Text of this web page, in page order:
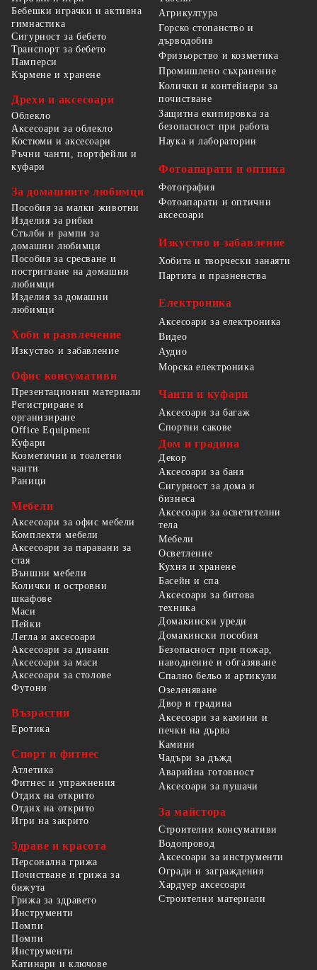
Бебешки играчки и активна
гимнастика
Сигурност за бебето
Транспорт за бебето
Памперси
Кърмене и хранене
Дрехи и аксесоари
Облекло
Аксесоари за облекло
Костюми и аксесоари
Ръчни чанти, портфейли и
куфари
За домашните любимци
Пособия за малки животни
Изделия за рибки
Стълби и рампи за
домашни любимци
Пособия за сресване и
постригване на домашни
любимци
Изделия за домашни
любимци
Хоби и развлечение
Изкуство и забавление
Офис консумативи
Презентационни материали
Регистриране и
организиране
Office Equipment
Агрикултура
Горско стопанство и
дърводобив
Фризьорство и козметика
Промишлено съхранение
Колички и контейнери за
почистване
Защитна екипировка за
безопасност при работа
Наука и лаборатории
Фотоапарати и оптика
Фотография
Фотоапарати и оптични
аксесоари
Изкуство и забавление
Хобита и творчески занаяти
Партита и празненства
Електроника
Аксесоари за електроника
Видео
Аудио
Морска електроника
Чанти и куфари
Аксесоари за багаж
Спортни сакове
Куфари
Козметични и тоалетни
чанти
Раници
Мебели
Аксесоари за офис мебели
Комплекти мебели
Аксесоари за паравани за
стая
Външни мебели
Колички и островни
шкафове
Маси
Пейки
Легла и аксесоари
Аксесоари за дивани
Аксесоари за маси
Аксесоари за столове
Футони
Възрастни
Еротика
Спорт и фитнес
Атлетика
Фитнес и упражнения
Отдих на открито
Отдих на открито
Игри на закрито
Здраве и красота
Персонална грижа
Почистване и грижа за
бижута
Грижа за здравето
Дом и градина
Декор
Аксесоари за баня
Сигурност за дома и
бизнеса
Аксесоари за осветителни
тела
Мебели
Осветление
Кухня и хранене
Басейн и спа
Аксесоари за битова
техника
Домакински уреди
Домакински пособия
Безопасност при пожар,
наводнение и обгазяване
Спално бельо и артикули
Озеленяване
Двор и градина
Аксесоари за камини и
печки на дърва
Камини
Чадъри за дъжд
Аварийна готовност
Аксесоари за пушачи
За майстора
Строителни консумативи
Водопровод
Аксесоари за инструменти
Огради и заграждения
Хардуер аксесоари
Строителни материали
Инструменти
Помпи
Помпи
Инструменти
Катинари и ключове